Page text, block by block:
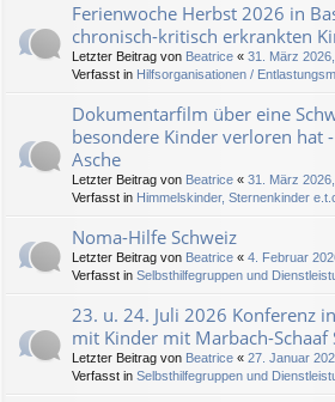
Ferienwoche Herbst 2026 in
chronisch-kritisch erkrankten
Letzter Beitrag von Beatrice « 31. März 2026,
Verfasst in Hilfsorganisationen /
Dokumentarfilm über eine
besondere Kinder verloren hat
Asche
Letzter Beitrag von Beatrice « 31. März
Verfasst in Himmelskinder, Sternenkinder
Noma-Hilfe Schweiz
Letzter Beitrag von Beatrice « 4. Februar
Verfasst in Selbsthilfegruppen und
23. u. 24. Juli 2026 Konferenz
mit Kinder mit Marbach-Schaaf
Letzter Beitrag von Beatrice « 27. Januar
Verfasst in Selbsthilfegruppen und